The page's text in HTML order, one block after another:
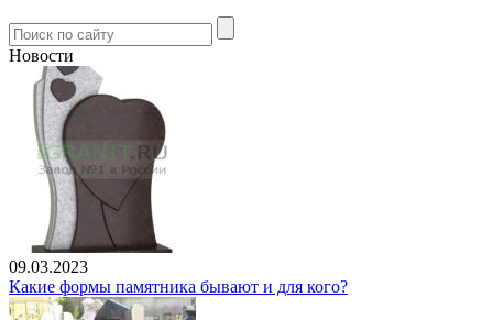
Новости
09.03.2023
Какие формы памятника бывают и для кого?